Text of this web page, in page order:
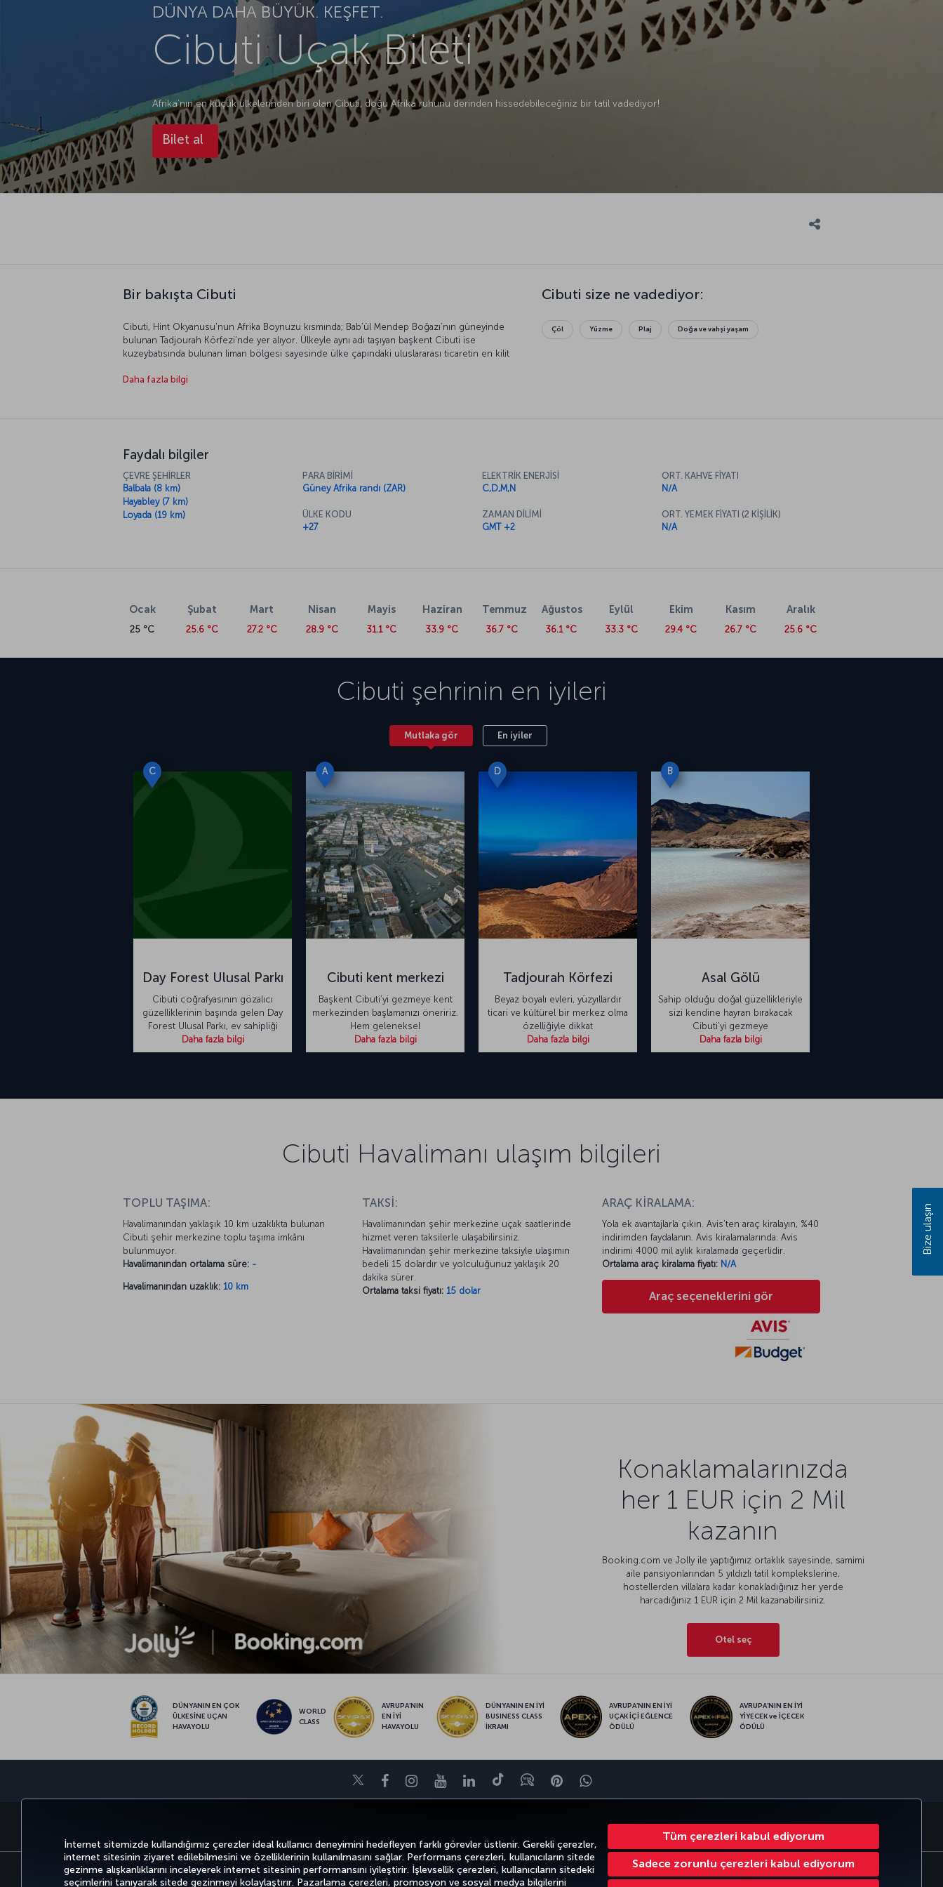
İnternet sitemizde kullandığımız çerezler ideal kullanıcı deneyimini hedefleyen farklı görevler üstlenir. Gerekli çerezler,
internet sitesinin ziyaret edilebilmesini ve özelliklerinin kullanılmasını sağlar. Performans çerezleri, kullanıcıların sitede
gezinme alışkanlıklarını inceleyerek internet sitesinin performansını iyileştirir. İşlevsellik çerezleri, kullanıcıların sitedeki
seçimlerini tanıyarak sitede gezinmeyi kolaylaştırır. Pazarlama çerezleri, promosyon ve sosyal medya bilgilerini
Tüm çerezleri kabul ediyorum
Sadece zorunlu çerezleri kabul ediyorum
DÜNYA DAHA BÜYÜK. KEŞFET.
Cibuti Uçak Bileti
Afrika’nın en küçük ülkelerinden biri olan Cibuti, doğu Afrika ruhunu derinden hissedebileceğiniz bir tatil vadediyor!
Bilet al
Bir bakışta Cibuti
Cibuti, Hint Okyanusu'nun Afrika Boynuzu kısmında; Bab’ül Mendep Boğazı’nın güneyinde
bulunan Tadjourah Körfezi’nde yer alıyor. Ülkeyle aynı adı taşıyan başkent Cibuti ise
kuzeybatısında bulunan liman bölgesi sayesinde ülke çapındaki uluslararası ticaretin en kilit
için de ticari açıdan yaşamsal önem taşıyor. İhracatının büyük bölümünü Cibuti Limanı
Daha fazla bilgi
Cibuti size ne vadediyor:
Çöl Yüzme Plaj Doğa ve vahşi yaşam
Faydalı bilgiler
ÇEVRE ŞEHİRLER
Balbala (8 km)
Hayabley (7 km)
Loyada (19 km)
PARA BİRİMİ
Güney Afrika randı (ZAR)
ÜLKE KODU
+27
ELEKTRİK ENERJİSİ
C,D,M,N
ZAMAN DİLİMİ
GMT +2
ORT. KAHVE FİYATI
N/A
ORT. YEMEK FİYATI (2 KİŞİLİK)
N/A
Ocak
25 °C
Şubat
25.6 °C
Mart
27.2 °C
Nisan
28.9 °C
Mayis
31.1 °C
Haziran
33.9 °C
Temmuz
36.7 °C
Ağustos
36.1 °C
Eylül
33.3 °C
Ekim
29.4 °C
Kasım
26.7 °C
Aralık
25.6 °C
Cibuti şehrinin en iyileri
Mutlaka gör En iyiler
C
Day Forest Ulusal Parkı
Cibuti coğrafyasının gözalıcı
güzelliklerinin başında gelen Day
Forest Ulusal Parkı, ev sahipliği
Daha fazla bilgi
A
Cibuti kent merkezi
Başkent Cibuti’yi gezmeye kent
merkezinden başlamanızı öneririz.
Hem geleneksel
Daha fazla bilgi
D
Tadjourah Körfezi
Beyaz boyalı evleri, yüzyıllardır
ticari ve kültürel bir merkez olma
özelliğiyle dikkat
Daha fazla bilgi
B
Asal Gölü
Sahip olduğu doğal güzellikleriyle
sizi kendine hayran bırakacak
Cibuti’yi gezmeye
Daha fazla bilgi
Cibuti Havalimanı ulaşım bilgileri
TOPLU TAŞIMA:
Havalimanından yaklaşık 10 km uzaklıkta bulunan
Cibuti şehir merkezine toplu taşıma imkânı
bulunmuyor.
Havalimanından ortalama süre: -
Havalimanından uzaklık: 10 km
TAKSİ:
Havalimanından şehir merkezine uçak saatlerinde
hizmet veren taksilerle ulaşabilirsiniz.
Havalimanından şehir merkezine taksiyle ulaşımın
bedeli 15 dolardır ve yolculuğunuz yaklaşık 20
dakika sürer.
Ortalama taksi fiyatı: 15 dolar
ARAÇ KİRALAMA:
Yola ek avantajlarla çıkın. Avis’ten araç kiralayın, %40
indirimden faydalanın. Avis kiralamalarında. Avis
indirimi 4000 mil aylık kiralamada geçerlidir.
Ortalama araç kiralama fiyatı: N/A
Araç seçeneklerini gör
Konaklamalarınızda
her 1 EUR için 2 Mil
kazanın
Booking.com ve Jolly ile yaptığımız ortaklık sayesinde, samimi
aile pansiyonlarından 5 yıldızlı tatil komplekslerine,
hostellerden villalara kadar konakladığınız her yerde
harcadığınız 1 EUR için 2 Mil kazanabilirsiniz.
Otel seç
DÜNYANIN EN ÇOK
ÜLKESİNE UÇAN
HAVAYOLU
WORLD
CLASS
AVRUPA’NIN
EN İYİ
HAVAYOLU
DÜNYANIN EN İYİ
BUSINESS CLASS
İKRAMI
AVRUPA’NIN EN İYİ
UÇAK İÇİ EĞLENCE
ÖDÜLÜ
AVRUPA’NIN EN İYİ
YİYECEK ve İÇECEK
ÖDÜLÜ
TwitterFacebookInstagram
YoutubeLinkedIn
TiktokBlogPinterestWhatsapp
CORPORATE CLUB TÜRK HAVA YOLLARI
Bilgi Toplumu Hizmetleri Erişilebilirlik Gizlilik ve Çerez Politikası Yasal Uyarı Yolcu Hakları
Bize ulaşın